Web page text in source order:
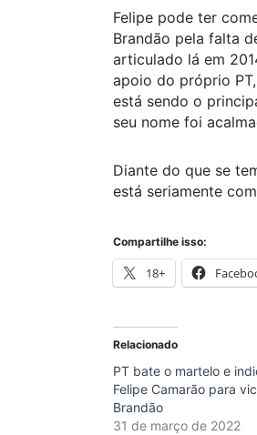
Felipe pode ter
Brandão pela falta
articulado lá em
apoio do próprio
está sendo o
seu nome foi
Diante do que se
está seriamente
Compartilhe isso:
18+
Relacionado
PT bate o martelo e
Felipe Camarão para
Brandão
31 de março de 2022